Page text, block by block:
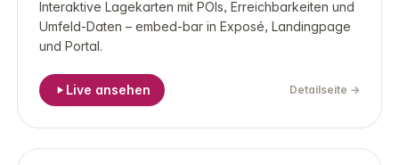
Interaktive Lagekarten mit POIs, Erreichbarkeiten und
Umfeld-Daten – embed-bar in Exposé, Landingpage
und Portal.
Live ansehen Detailseite →